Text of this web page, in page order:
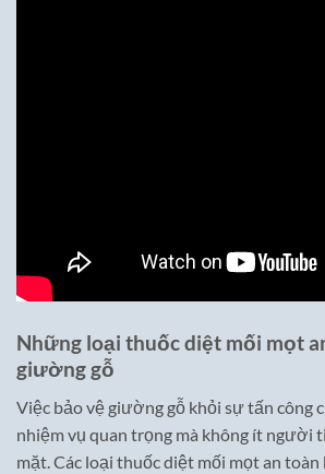
Những loại thuốc diệt mối mọt
giường gỗ
Việc bảo vệ giường gỗ khỏi sự tấn công
nhiệm vụ quan trọng mà không ít người
mặt. Các loại thuốc diệt mối mọt an